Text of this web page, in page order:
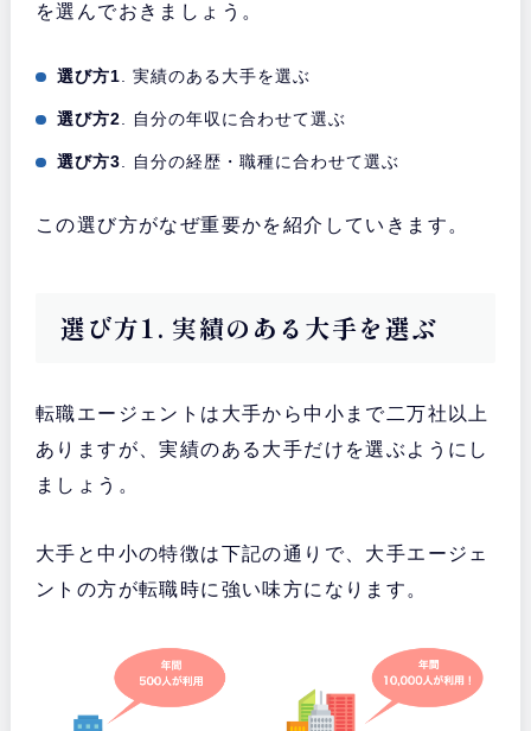
を選んでおきましょう。
選び方1. 実績のある大手を選ぶ
選び方2. 自分の年収に合わせて選ぶ
選び方3. 自分の経歴・職種に合わせて選ぶ
この選び方がなぜ重要かを紹介していきます。
選び方1. 実績のある大手を選ぶ
転職エージェントは大手から中小まで二万社以上
ありますが、実績のある大手だけを選ぶようにし
ましょう。
大手と中小の特徴は下記の通りで、大手エージェ
ントの方が転職時に強い味方になります。